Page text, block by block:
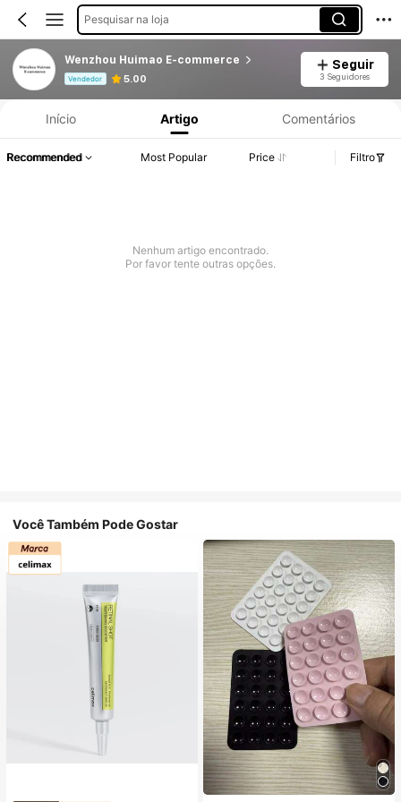
Pesquisar na loja
Wenzhou Huimao E-commerce
Vendedor 5.00
Seguir
3 Seguidores
Informações do Produto: Divulgação de Preço, Vendas e Detalhes de Stock.
Início Artigo Comentários
Recommended Most Popular Price Filtro
Nenhum artigo encontrado.
Por favor tente outras opções.
Você Também Pode Gostar